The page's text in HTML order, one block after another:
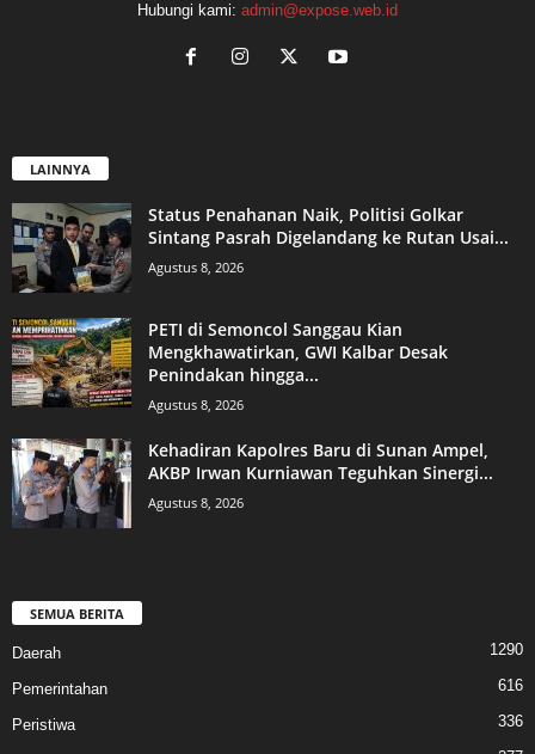
Hubungi kami: admin@expose.web.id
LAINNYA
Status Penahanan Naik, Politisi Golkar
Sintang Pasrah Digelandang ke Rutan Usai...
Agustus 8, 2026
PETI di Semoncol Sanggau Kian
Mengkhawatirkan, GWI Kalbar Desak
Penindakan hingga...
Agustus 8, 2026
Kehadiran Kapolres Baru di Sunan Ampel,
AKBP Irwan Kurniawan Teguhkan Sinergi...
Agustus 8, 2026
SEMUA BERITA
Daerah 1290
Pemerintahan 616
Peristiwa 336